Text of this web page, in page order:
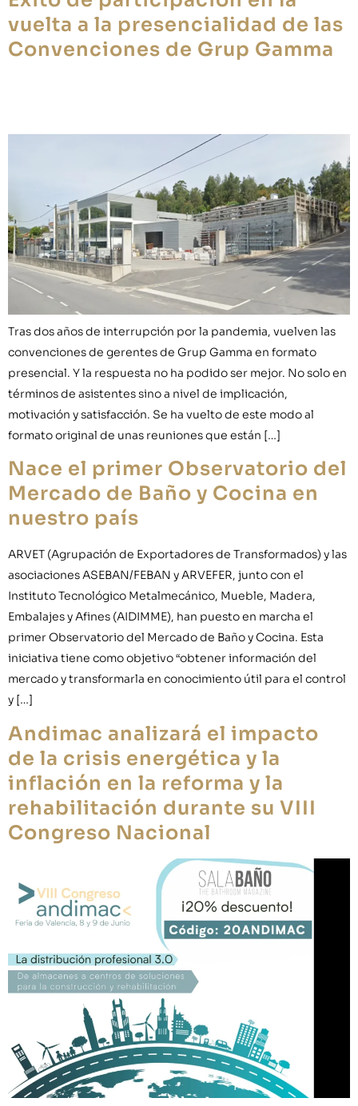
vuelta a la presencialidad de las
Convenciones de Grup Gamma
Tras dos años de interrupción por la pandemia, vuelven las
convenciones de gerentes de Grup Gamma en formato
presencial. Y la respuesta no ha podido ser mejor. No solo en
términos de asistentes sino a nivel de implicación,
motivación y satisfacción. Se ha vuelto de este modo al
formato original de unas reuniones que están […]
Nace el primer Observatorio del
Mercado de Baño y Cocina en
nuestro país
ARVET (Agrupación de Exportadores de Transformados) y las
asociaciones ASEBAN/FEBAN y ARVEFER, junto con el
Instituto Tecnológico Metalmecánico, Mueble, Madera,
Embalajes y Afines (AIDIMME), han puesto en marcha el
primer Observatorio del Mercado de Baño y Cocina. Esta
iniciativa tiene como objetivo “obtener información del
mercado y transformarla en conocimiento útil para el control
y […]
Andimac analizará el impacto
de la crisis energética y la
inflación en la reforma y la
rehabilitación durante su VIII
Congreso Nacional